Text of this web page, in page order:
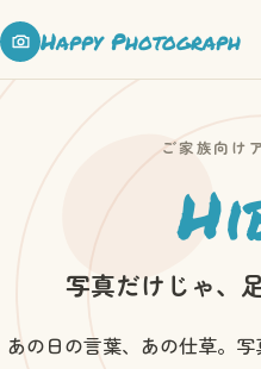
Happy Photograph
ご家族向け
写真だけじゃ、
あの日の言葉、あの仕草。写